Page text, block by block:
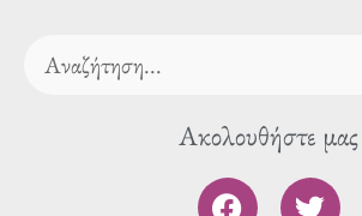
Search
Ακολουθήστε μας
F T